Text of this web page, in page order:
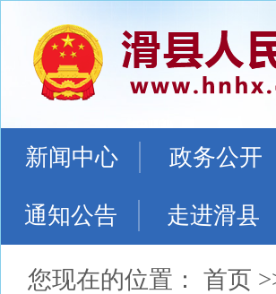
新闻中心 政务公开
通知公告 走进滑县
您现在的位置： 首页